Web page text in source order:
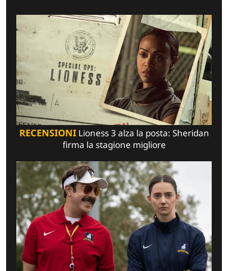
RECENSIONILioness 3 alza la posta: Sheridan
firma la stagione migliore